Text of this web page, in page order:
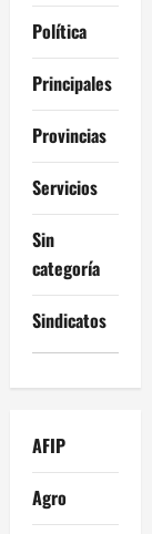
Política
Principales
Provincias
Servicios
Sin
categoría
Sindicatos
AFIP
Agro